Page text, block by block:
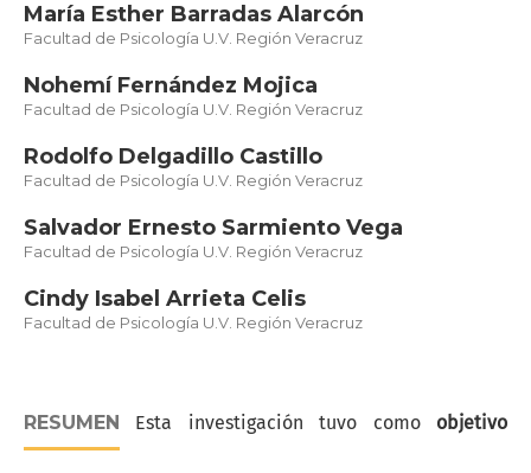
María Esther Barradas Alarcón
Facultad de Psicología U.V. Región Veracruz
Nohemí Fernández Mojica
Facultad de Psicología U.V. Región Veracruz
Rodolfo Delgadillo Castillo
Facultad de Psicología U.V. Región Veracruz
Salvador Ernesto Sarmiento Vega
Facultad de Psicología U.V. Región Veracruz
Cindy Isabel Arrieta Celis
Facultad de Psicología U.V. Región Veracruz
RESUMEN Esta investigación tuvo comoobjetivo